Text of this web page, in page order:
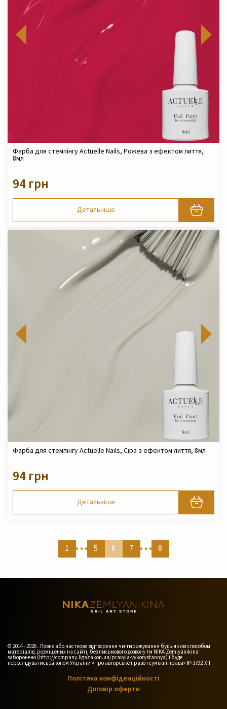
Фарба для стемпінгу Actuelle Nails, Рожева з ефектом лиття,
8мл
94 грн
Детальніше
Фарба для стемпінгу Actuelle Nails, Сіра з ефектом лиття, 8мл
94 грн
Детальніше
1 5 6 7 8
© 2014 - 2026 . Повне або часткове відтворення чи тиражування будь-яким способом
матеріалів, розміщених на сайті, без письмового дозволу тм NIKA Zemlyanikina
заборонено (http://company.ligazakon.ua/pravyla-vykorystannya) і буде
переслідуватись законом України «Про авторське право і суміжні права» № 3792-XII
Політика конфіденційності
Договір оферти